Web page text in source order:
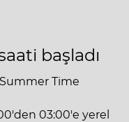
başladı
Time
03:00'e yerel